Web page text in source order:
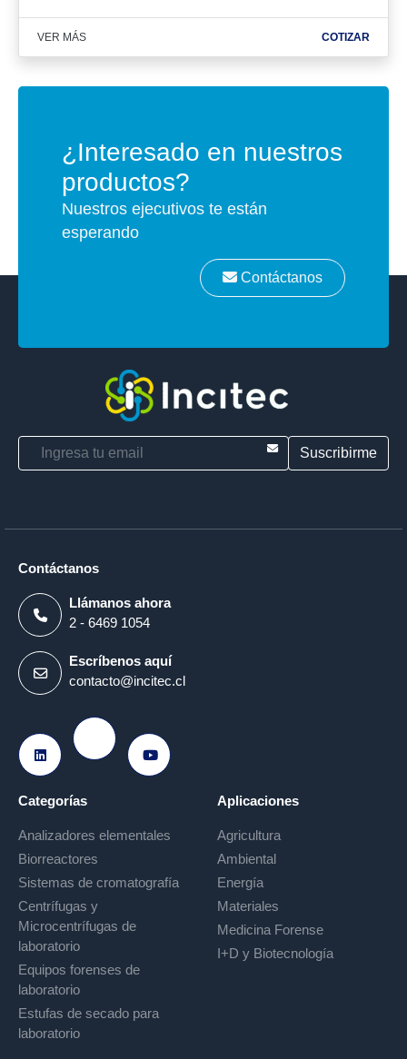
VER MÁS COTIZAR
¿Interesado en nuestros
productos?
Nuestros ejecutivos te están
esperando
Contáctanos
E-mail
Contáctanos
Llámanos ahora
2 - 6469 1054
Escríbenos aquí
contacto@incitec.cl
Ir a LinkedIn
Ir a Instagram
Ir a Youtube
Categorías
Analizadores elementales
Biorreactores
Sistemas de cromatografía
Centrífugas y
Microcentrífugas de
laboratorio
Equipos forenses de
laboratorio
Estufas de secado para
laboratorio
Aplicaciones
Agricultura
Ambiental
Energía
Materiales
Medicina Forense
I+D y Biotecnología